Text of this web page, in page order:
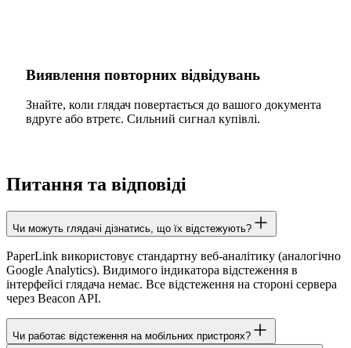
Виявлення повторних відвідувань
Знайте, коли глядач повертається до вашого документа
вдруге або втретє. Сильний сигнал купівлі.
Питання та відповіді
Чи можуть глядачі дізнатись, що їх відстежують?
PaperLink використовує стандартну веб-аналітику (аналогічно
Google Analytics). Видимого індикатора відстеження в
інтерфейсі глядача немає. Все відстеження на стороні сервера
через Beacon API.
Чи работає відстеження на мобільних пристроях?